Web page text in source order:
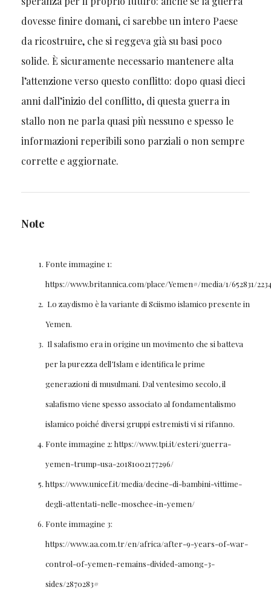
dovesse finire domani, ci sarebbe un intero Paese
da ricostruire, che si reggeva già su basi poco
solide. È sicuramente necessario mantenere alta
l’attenzione verso questo conflitto: dopo quasi dieci
anni dall’inizio del conflitto, di questa guerra in
stallo non ne parla quasi più nessuno e spesso le
informazioni reperibili sono parziali o non sempre
corrette e aggiornate.
Note
Fonte immagine 1:
https://www.britannica.com/place/Yemen#/media/1/652831/
Lo zaydismo è la variante di Sciismo islamico presente in
Yemen.
Il salafismo era in origine un movimento che si batteva
per la purezza dell’Islam e identifica le prime
generazioni di musulmani. Dal ventesimo secolo, il
salafismo viene spesso associato al fondamentalismo
islamico poiché diversi gruppi estremisti vi si rifanno.
Fonte immagine 2: https://www.tpi.it/esteri/guerra-
yemen-trump-usa-20181002177296/
https://www.unicef.it/media/decine-di-bambini-vittime-
degli-attentati-nelle-moschee-in-yemen/
Fonte immagine 3:
https://www.aa.com.tr/en/africa/after-9-years-of-war-
control-of-yemen-remains-divided-among-3-
sides/2870283#